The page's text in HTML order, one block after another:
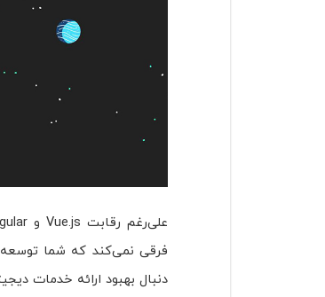
فرقی نمی‌کند که شما
دنبال بهبود ارائه خدمات